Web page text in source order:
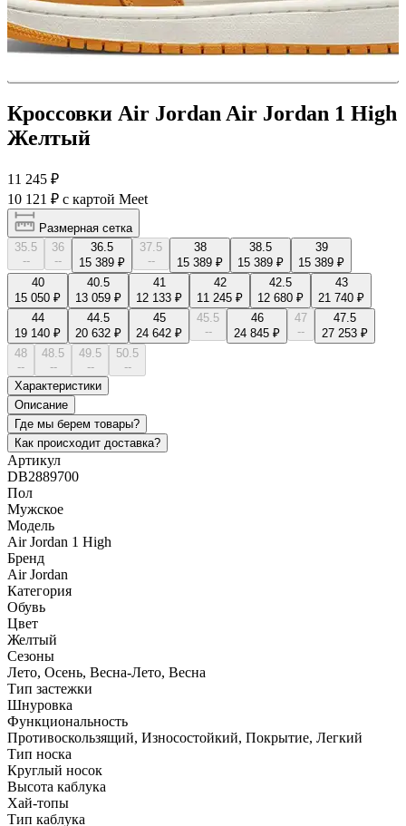
Кроссовки Air Jordan Air Jordan 1 High
Желтый
11 245 ₽
10 121 ₽ с картой Meet
Размерная сетка
35.5
--
36
--
36.5
15 389 ₽
37.5
--
38
15 389 ₽
38.5
15 389 ₽
39
15 389 ₽
40
15 050 ₽
40.5
13 059 ₽
41
12 133 ₽
42
11 245 ₽
42.5
12 680 ₽
43
21 740 ₽
44
19 140 ₽
44.5
20 632 ₽
45
24 642 ₽
45.5
--
46
24 845 ₽
47
--
47.5
27 253 ₽
48
--
48.5
--
49.5
--
50.5
--
Характеристики
Описание
Где мы берем товары?
Как происходит доставка?
Артикул
DB2889700
Пол
Мужское
Модель
Air Jordan 1 High
Бренд
Air Jordan
Категория
Обувь
Цвет
Желтый
Сезоны
Лето, Осень, Весна-Лето, Весна
Тип застежки
Шнуровка
Функциональность
Противоскользящий, Износостойкий, Покрытие, Легкий
Тип носка
Круглый носок
Высота каблука
Хай-топы
Тип каблука